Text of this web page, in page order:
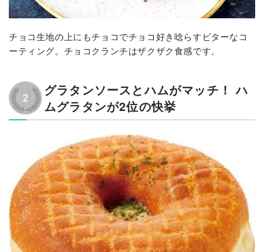
チョコ生地の上にもチョコでチョコ好き唸らすビターなコ
ーティング。チョコクランチはザクザク食感です。
グラタンソースとハムがマッチ！ ハ
ムグラタンが2位の快挙